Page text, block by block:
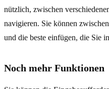
nützlich, zwischen
navigieren. Sie können
und die beste einfügen, die Sie
Noch mehr Funktionen